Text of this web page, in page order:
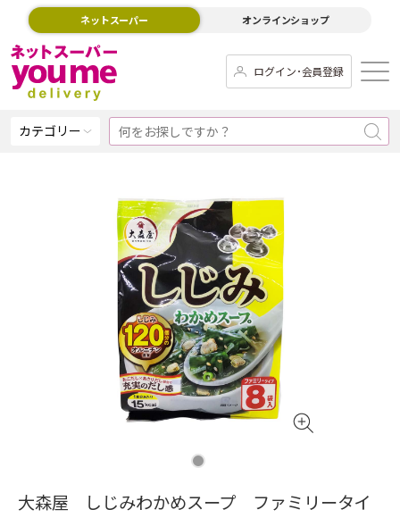
ネットスーパー オンラインショップ
ログイン･会員登録
カテゴリー
大森屋 しじみわかめスープ ファミリータイ